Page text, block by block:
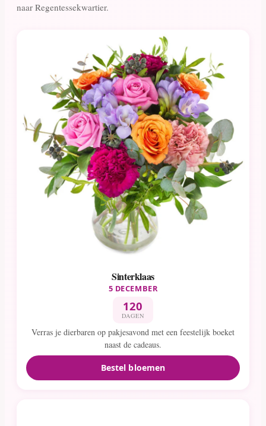
naar Regentessekwartier.
Sinterklaas
5 DECEMBER
120
DAGEN
Verras je dierbaren op pakjesavond met een feestelijk boeket
naast de cadeaus.
Bestel bloemen